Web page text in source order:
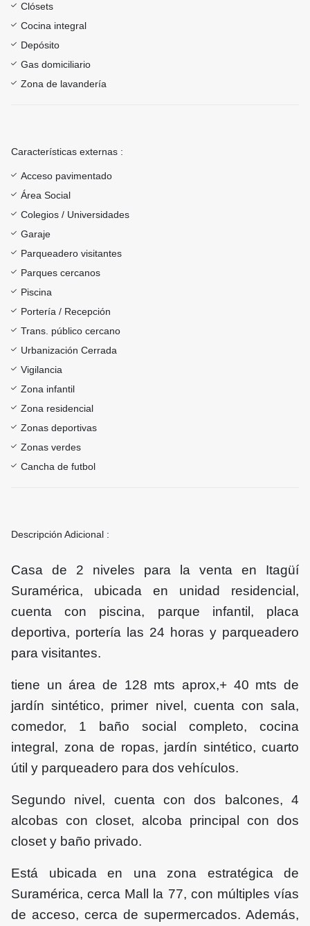
Clósets
Cocina integral
Depósito
Gas domiciliario
Zona de lavandería
Características externas :
Acceso pavimentado
Área Social
Colegios / Universidades
Garaje
Parqueadero visitantes
Parques cercanos
Piscina
Portería / Recepción
Trans. público cercano
Urbanización Cerrada
Vigilancia
Zona infantil
Zona residencial
Zonas deportivas
Zonas verdes
Cancha de futbol
Descripción Adicional :
Casa de 2 niveles para la venta en Itagüí
Suramérica, ubicada en unidad residencial,
cuenta con piscina, parque infantil, placa
deportiva, portería las 24 horas y parqueadero
para visitantes.
tiene un área de 128 mts aprox,+ 40 mts de
jardín sintético, primer nivel, cuenta con sala,
comedor, 1 baño social completo, cocina
integral, zona de ropas, jardín sintético, cuarto
útil y parqueadero para dos vehículos.
Segundo nivel, cuenta con dos balcones, 4
alcobas con closet, alcoba principal con dos
closet y baño privado.
Está ubicada en una zona estratégica de
Suramérica, cerca Mall la 77, con múltiples vías
de acceso, cerca de supermercados. Además,